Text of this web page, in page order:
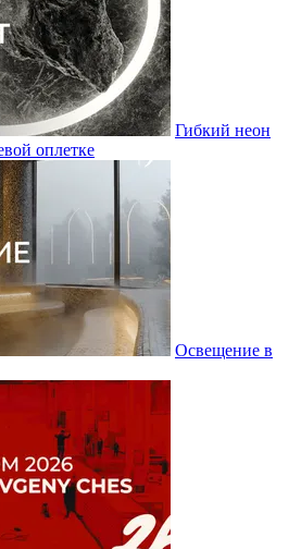
Гибкий неон
оплетке
Освещение в